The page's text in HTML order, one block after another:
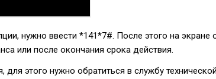
нужно ввести *141*7#. После этого на экране
или после окончания срока действия.
этого нужно обратиться в службу